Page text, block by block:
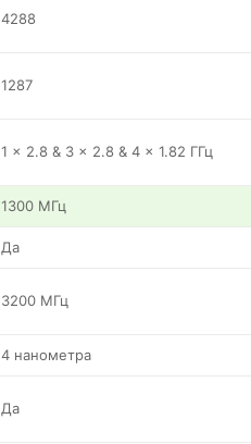
4288
1287
1 x 2.8 & 3 x 2.8 & 4 x 1.82 ГГц
1300 МГц
Да
3200 МГц
4 нанометра
Да